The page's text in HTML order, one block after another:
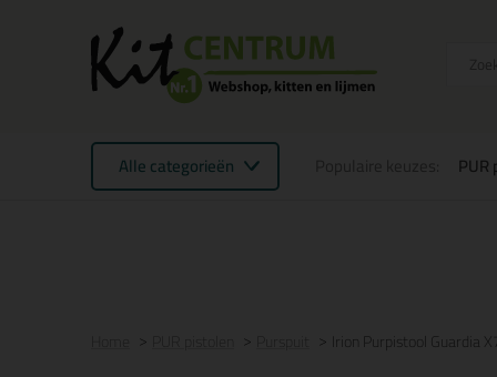
Alle categorieën
Irion Purpistool Guardia